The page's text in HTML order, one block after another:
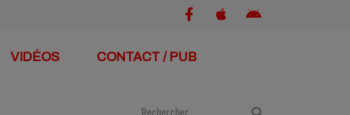
VIDÉOS CONTACT / PUB